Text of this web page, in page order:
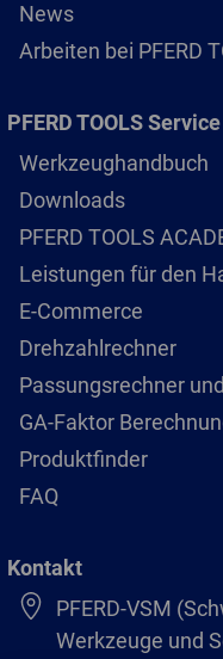
News
Arbeiten bei PFERD
PFERD TOOLS Service
Werkzeughandbuch
Downloads
PFERD TOOLS
Leistungen für den
E-Commerce
Drehzahlrechner
Passungsrechner
GA-Faktor
Produktfinder
FAQ
Kontakt
PFERD-VSM
Werkzeuge und